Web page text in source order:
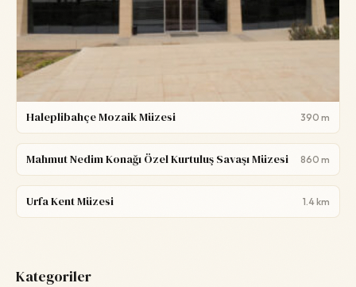
Haleplibahçe Mozaik Müzesi 390 m
Mahmut Nedim Konağı Özel Kurtuluş Savaşı Müzesi 860 m
Urfa Kent Müzesi 1.4 km
Kategoriler